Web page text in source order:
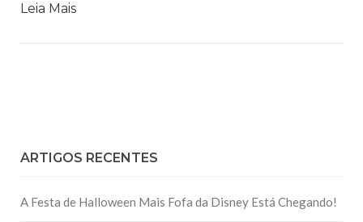
Leia Mais
ARTIGOS RECENTES
A Festa de Halloween Mais Fofa da Disney Está Chegando!